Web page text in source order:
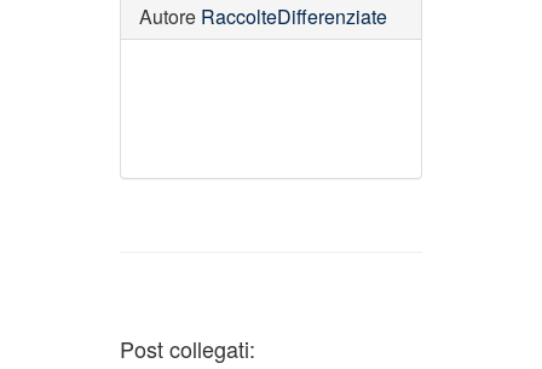
Autore RaccolteDifferenziate
Post collegati: